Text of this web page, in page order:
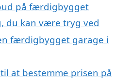
på færdigbygget
du kan være tryg ved
færdigbygget garage i
at bestemme prisen på